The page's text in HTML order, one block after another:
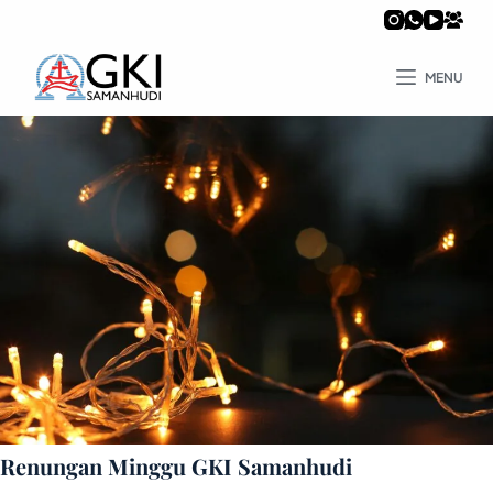
MENU
Renungan Minggu GKI Samanhudi